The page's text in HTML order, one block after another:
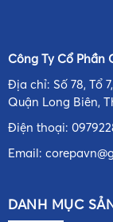
Công Ty Cổ Phần
Địa chỉ: Số 78, Tổ
Quận Long Biên,
Điện thoại:
Email:
DANH MỤC